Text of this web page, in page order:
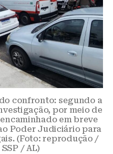
confronto: segundo a
por meio de
em breve
Poder Judiciário para
(Foto: reprodução /
SSP / AL)